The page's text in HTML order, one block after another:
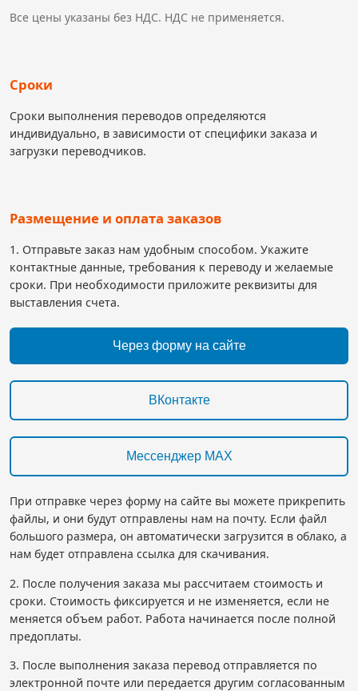
Все цены указаны без НДС. НДС не применяется.
Сроки
Сроки выполнения переводов определяются
индивидуально, в зависимости от специфики заказа и
загрузки переводчиков.
Размещение и оплата заказов
1. Отправьте заказ нам удобным способом. Укажите
контактные данные, требования к переводу и желаемые
сроки. При необходимости приложите реквизиты для
выставления счета.
Через форму на сайте
ВКонтакте
Мессенджер MAX
При отправке через форму на сайте вы можете прикрепить
файлы, и они будут отправлены нам на почту. Если файл
большого размера, он автоматически загрузится в облако, а
нам будет отправлена ссылка для скачивания.
2. После получения заказа мы рассчитаем стоимость и
сроки. Стоимость фиксируется и не изменяется, если не
меняется объем работ. Работа начинается после полной
предоплаты.
3. После выполнения заказа перевод отправляется по
электронной почте или передается другим согласованным